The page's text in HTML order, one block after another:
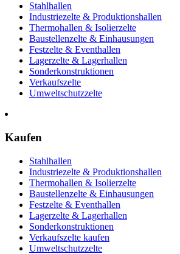
Stahlhallen
Industriezelte & Produktionshallen
Thermohallen & Isolierzelte
Baustellenzelte & Einhausungen
Festzelte & Eventhallen
Lagerzelte & Lagerhallen
Sonderkonstruktionen
Verkaufszelte
Umweltschutzzelte
Kaufen
Stahlhallen
Industriezelte & Produktionshallen
Thermohallen & Isolierzelte
Baustellenzelte & Einhausungen
Festzelte & Eventhallen
Lagerzelte & Lagerhallen
Sonderkonstruktionen
Verkaufszelte kaufen
Umweltschutzzelte